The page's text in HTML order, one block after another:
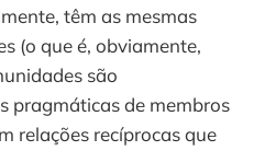
têm as mesmas
(o que é, obviamente,
são
pragmáticas de membros
relações recíprocas que